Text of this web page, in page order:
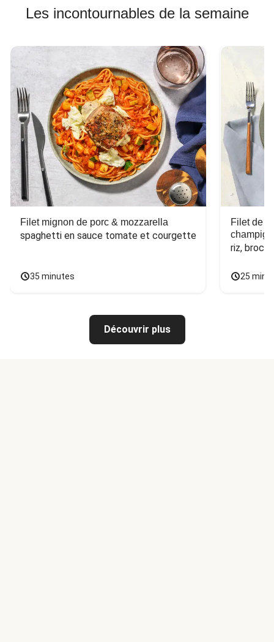
Les incontournables de la semaine
Filet mignon de porc & mozzarella
spaghetti en sauce tomate et courgette
35 minutes
Filet de
riz,
25
Découvrir plus